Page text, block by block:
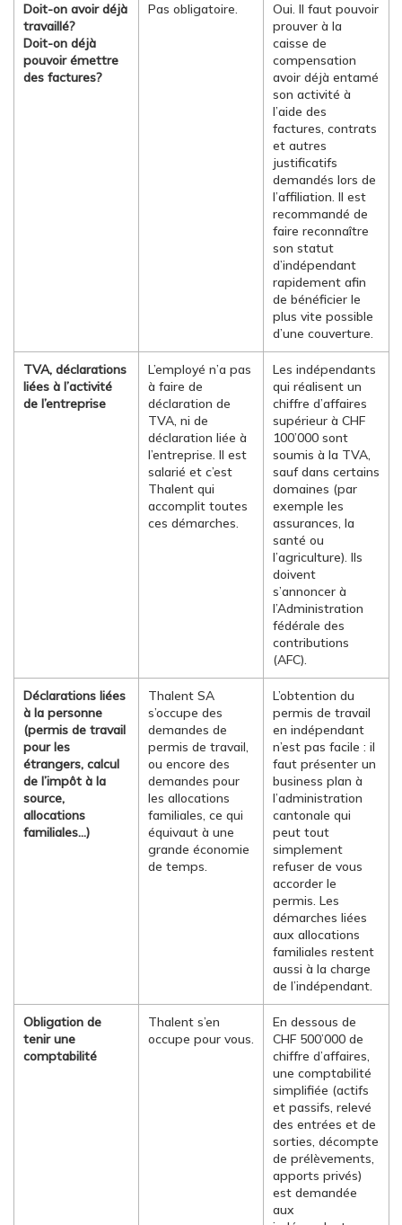
Doit-on avoir déjà
travaillé?
Doit-on déjà
pouvoir émettre
des factures?
Pas obligatoire.
Oui. Il faut pouvoir
prouver à la
caisse de
compensation
avoir déjà entamé
son activité à
l’aide des
factures, contrats
et autres
justificatifs
demandés lors de
l’affiliation. Il est
recommandé de
faire reconnaître
son statut
d’indépendant
rapidement afin
de bénéficier le
plus vite possible
d’une couverture.
TVA, déclarations
liées à l’activité
de l’entreprise
L’employé n’a pas
à faire de
déclaration de
TVA, ni de
déclaration liée à
l’entreprise. Il est
salarié et c’est
Thalent qui
accomplit toutes
ces démarches.
Les indépendants
qui réalisent un
chiffre d’affaires
supérieur à CHF
100’000 sont
soumis à la TVA,
sauf dans certains
domaines (par
exemple les
assurances, la
santé ou
l’agriculture). Ils
doivent
s’annoncer à
l’Administration
fédérale des
contributions
(AFC).
Déclarations liées
à la personne
(permis de travail
pour les
étrangers, calcul
de l’impôt à la
source,
allocations
familiales…)
Thalent SA
s’occupe des
demandes de
permis de travail,
ou encore des
demandes pour
les allocations
familiales, ce qui
équivaut à une
grande économie
de temps.
L’obtention du
permis de travail
en indépendant
n’est pas facile : il
faut présenter un
business plan à
l’administration
cantonale qui
peut tout
simplement
refuser de vous
accorder le
permis. Les
démarches liées
aux allocations
familiales restent
aussi à la charge
de l’indépendant.
Obligation de
tenir une
comptabilité
Thalent s’en
occupe pour vous.
En dessous de
CHF 500’000 de
chiffre d’affaires,
une comptabilité
simplifiée (actifs
et passifs, relevé
des entrées et de
sorties, décompte
de prélèvements,
apports privés)
est demandée
aux